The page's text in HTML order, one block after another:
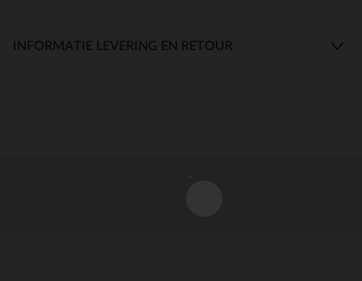
INFORMATIE LEVERING EN RETOUR